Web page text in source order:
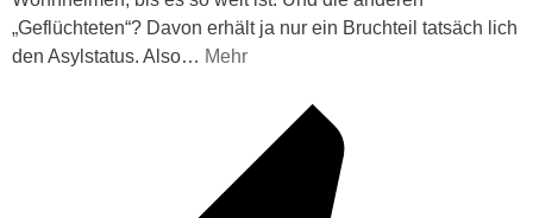
„Geflüchteten“? Davon erhält ja nur ein Bruchteil tatsäch lich
den Asylstatus. Also… Mehr